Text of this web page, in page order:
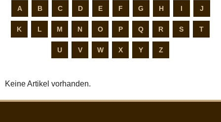
A B C D E F G H I J
K L M N O P Q R S T
U V W X Y Z
Keine Artikel vorhanden.